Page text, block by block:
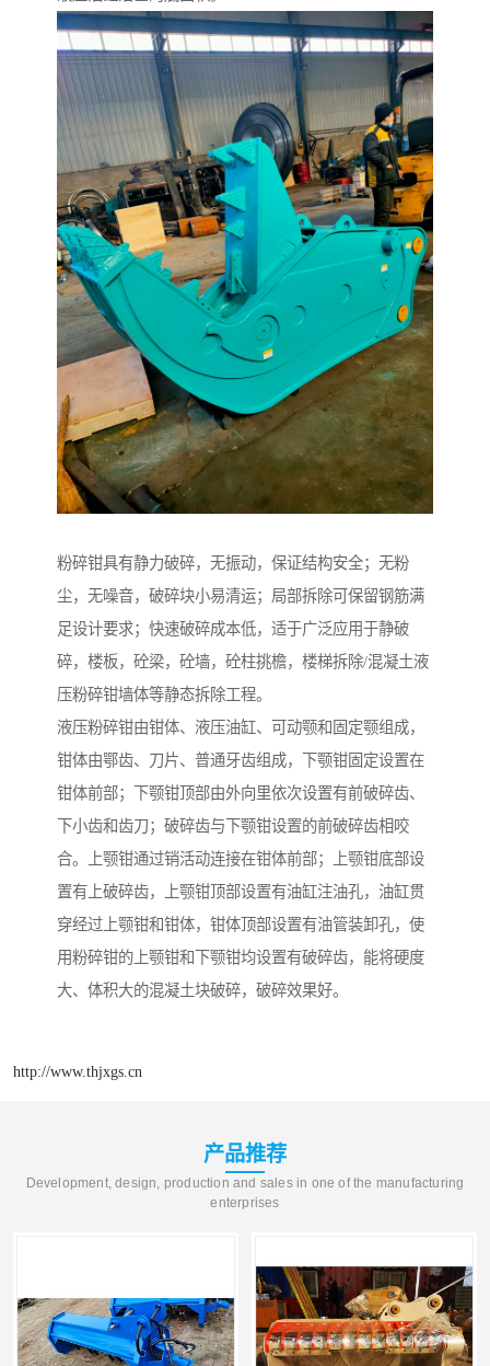
粉碎钳具有静力破碎，无振动，保证结构安全；无粉
尘，无噪音，破碎块小易清运；局部拆除可保留钢筋满
足设计要求；快速破碎成本低，适于广泛应用于静破
碎，楼板，砼梁，砼墙，砼柱挑檐，楼梯拆除/混凝土液
压粉碎钳墙体等静态拆除工程。
液压粉碎钳由钳体、液压油缸、可动颚和固定颚组成，
钳体由鄂齿、刀片、普通牙齿组成，下颚钳固定设置在
钳体前部；下颚钳顶部由外向里依次设置有前破碎齿、
下小齿和齿刀；破碎齿与下颚钳设置的前破碎齿相咬
合。上颚钳通过销活动连接在钳体前部；上颚钳底部设
置有上破碎齿，上颚钳顶部设置有油缸注油孔，油缸贯
穿经过上颚钳和钳体，钳体顶部设置有油管装卸孔，使
用粉碎钳的上颚钳和下颚钳均设置有破碎齿，能将硬度
大、体积大的混凝土块破碎，破碎效果好。
http://www.thjxgs.cn
产品推荐
Development, design, production and sales in one of the manufacturing
enterprises